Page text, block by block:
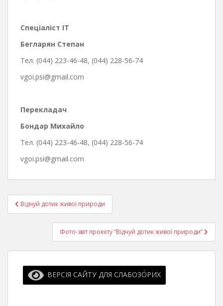
Спеціаліст IT
Бeглаpян Стeпaн
Тел. (044) 223-46-48, (044) 228-56-74
vgoi.psi@gmail.com
Перекладач
Бондар Михайло
Тел. (044) 223-46-48, (044) 228-56-74
vgoi.psi@gmail.com
Навігація
записів
Відчуй дотик живої природи
Фото-звіт проекту “Відчуй дотик живої природи”
ВЕРСІЯ САЙТУ ДЛЯ СЛАБОЗО́РИХ